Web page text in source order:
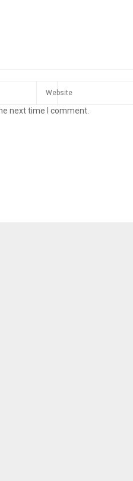
next time I comment.